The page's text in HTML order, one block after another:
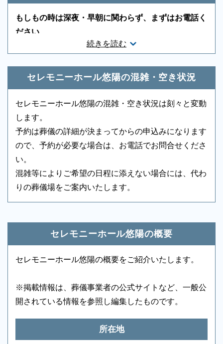
友人葬対応 - 社葬対応 -
音響、照明設備 -
親族控室 ○ 宗教者控室 -
浴室 ○ 貸布団
アメニティセット - 冷蔵庫
テレビ - 多目的トイレ
バリアフリー意識 - エントランス
ロビー
続きを読む
もしもの時は深夜・早朝に関わらず、まずはお電話く
ださい
ご状況・ご希望などをお伺いしながら段取りを進めま
配、ご安置先（霊安室・安置室）などについても、ご
案内をいたします。
霊柩車などの手配をはじめ、必要な葬具（祭壇、棺、
ドライアイス）などを、ご希望にあわせてご用意いた
します。また、市区役所への死亡届なども代行できま
セレモニーホール悠陽の混雑・空き状況
セレモニーホール悠陽の混雑・空き状況は刻々と変動
します。
予約は葬儀の詳細が決まってからの申込みになります
ので、予約が必要な場合は、お電話でお問合せくださ
い。
混雑等によりご希望の日程に添えない場合には、代わ
りの葬儀場をご案内いたします。
セレモニーホール悠陽の概要
セレモニーホール悠陽の概要をご紹介いたします。
※掲載情報は、葬儀事業者の公式サイトなど、一般公
開されている情報を参照し編集したものです。
所在地